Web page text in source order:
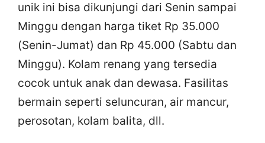
unik ini bisa dikunjungi dari Senin sampai
Minggu dengan harga tiket Rp 35.000
(Senin-Jumat) dan Rp 45.000 (Sabtu dan
Minggu). Kolam renang yang tersedia
cocok untuk anak dan dewasa. Fasilitas
bermain seperti seluncuran, air mancur,
perosotan, kolam balita, dll.